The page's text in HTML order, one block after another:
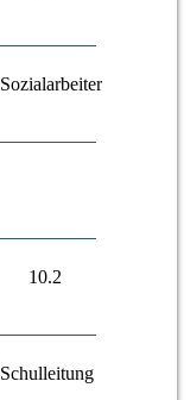
Sozialarbeiterin
10.2
Schulleitung